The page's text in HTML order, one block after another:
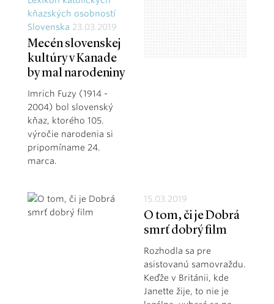
kňazských osobností
Slovenska 23.03.2019
Mecén slovenskej
kultúry v Kanade
by mal narodeniny
Imrich Fuzy (1914 -
2004) bol slovenský
kňaz, ktorého 105.
výročie narodenia si
pripomíname 24.
marca.
15.03.2019
O tom, či je Dobrá
smrť dobrý film
Rozhodla sa pre
asistovanú samovraždu.
Keďže v Británii, kde
Janette žije, to nie je